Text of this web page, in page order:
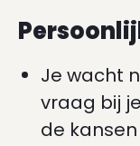
Je wacht
vraag bij
de